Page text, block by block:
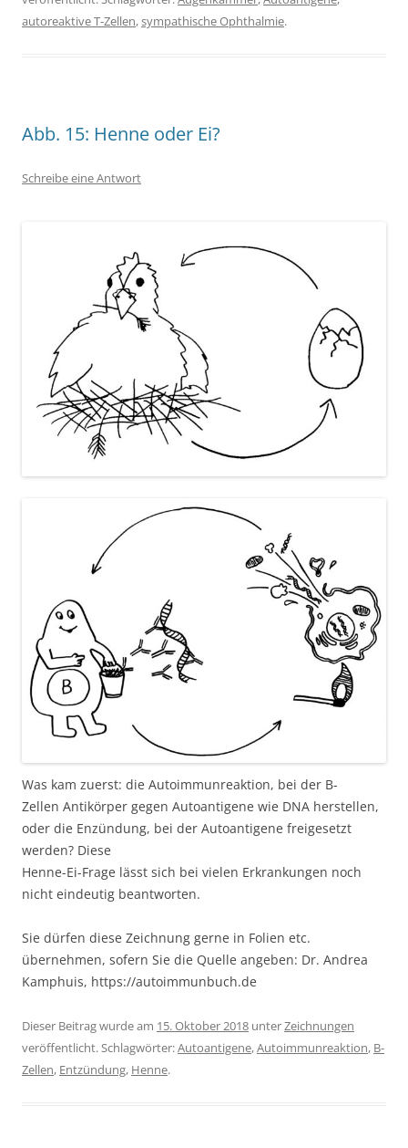
autoreaktive T-Zellen,sympathische Ophthalmie.
Abb. 15: Henne oder Ei?
Schreibe eine Antwort
Was kam zuerst: die Autoimmunreaktion, bei der B-
Zellen Antikörper gegen Autoantigene wie DNA herstellen,
oder die Enzündung, bei der Autoantigene freigesetzt
werden? Diese
Henne-Ei-Frage lässt sich bei vielen Erkrankungen noch
nicht eindeutig beantworten.
Sie dürfen diese Zeichnung gerne in Folien etc.
übernehmen, sofern Sie die Quelle angeben: Dr. Andrea
Kamphuis, https://autoimmunbuch.de
Dieser Beitrag wurde am 15. Oktober 2018 unterZeichnungen
veröffentlicht. Schlagwörter:Autoantigene,Autoimmunreaktion, B-
Zellen, Entzündung, Henne.